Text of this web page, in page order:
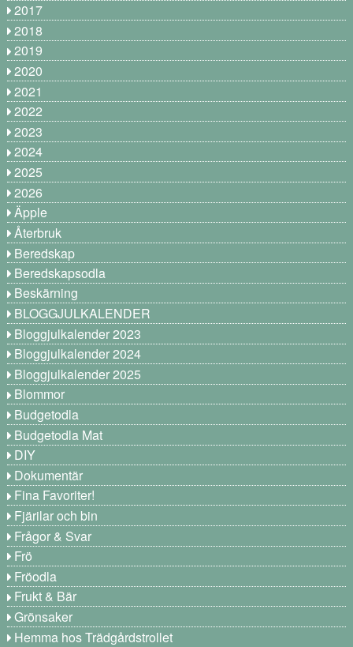
2017
2018
2019
2020
2021
2022
2023
2024
2025
2026
Äpple
Återbruk
Beredskap
Beredskapsodla
Beskärning
BLOGGJULKALENDER
Bloggjulkalender 2023
Bloggjulkalender 2024
Bloggjulkalender 2025
Blommor
Budgetodla
Budgetodla Mat
DIY
Dokumentär
Fina Favoriter!
Fjärilar och bin
Frågor & Svar
Frö
Fröodla
Frukt & Bär
Grönsaker
Hemma hos Trädgårdstrollet